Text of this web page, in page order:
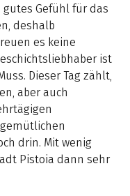
Gefühl für das
deshalb
es keine
ist
Dieser Tag zählt,
aber auch
drin. Mit wenig
Pistoia dann sehr